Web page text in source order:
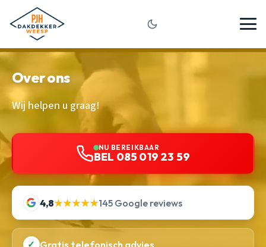
Over ons
Wij helpen u graag!
NU BEREIKBAAR
BEL 085 019 23 59
4,8★★★★★145 Google reviews